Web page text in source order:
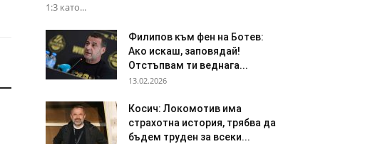
1:3 като...
Филипов към фен на Ботев:
Ако искаш, заповядай!
Отстъпвам ти веднага...
13.02.2026
Косич: Локомотив има
страхотна история, трябва да
бъдем труден за всеки...